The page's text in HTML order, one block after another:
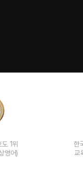
국브랜드선호도 1위
교육(전화ㆍ화상영어)